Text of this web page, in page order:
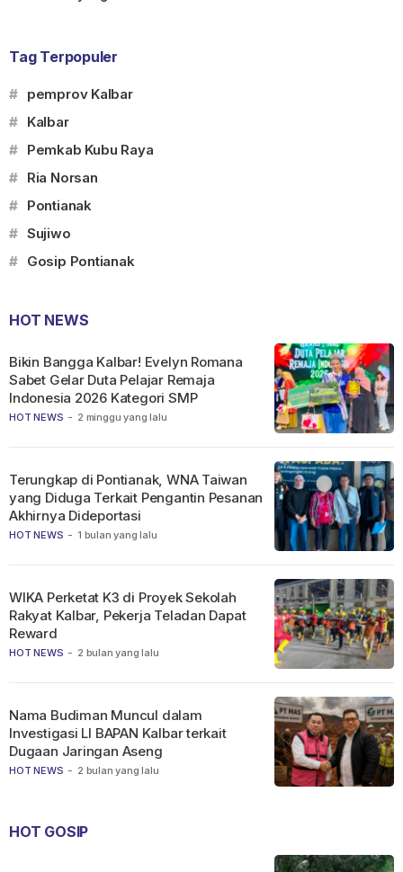
Tag Terpopuler
# pemprov Kalbar
# Kalbar
# Pemkab Kubu Raya
# Ria Norsan
# Pontianak
# Sujiwo
# Gosip Pontianak
HOT NEWS
HOT NEWS - 2 minggu yang lalu
Bikin Bangga Kalbar! Evelyn Romana
Sabet Gelar Duta Pelajar Remaja
Indonesia 2026 Kategori SMP
HOT NEWS - 1 bulan yang lalu
Terungkap di Pontianak, WNA Taiwan
yang Diduga Terkait Pengantin Pesanan
Akhirnya Dideportasi
HOT NEWS - 2 bulan yang lalu
WIKA Perketat K3 di Proyek Sekolah
Rakyat Kalbar, Pekerja Teladan Dapat
Reward
HOT NEWS - 2 bulan yang lalu
Nama Budiman Muncul dalam
Investigasi LI BAPAN Kalbar terkait
Dugaan Jaringan Aseng
HOT GOSIP